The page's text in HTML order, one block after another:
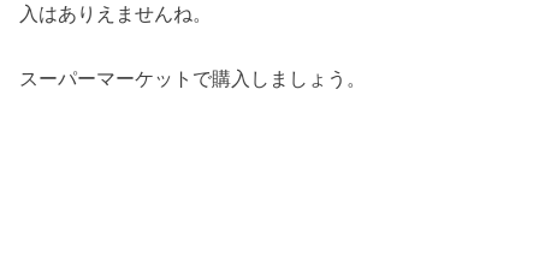
入はありえませんね。
スーパーマーケットで購入しましょう。